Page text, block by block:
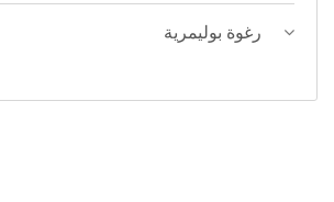
رغوة بوليمرية